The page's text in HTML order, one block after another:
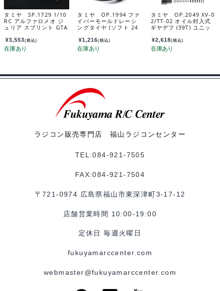
タミヤ SP.1729 1/10
RC アルファロメオ ジ
ュリア スプリント GTA
ボディセット 51729
¥3,553(税込)
タミヤ OP.1994 ファ
イバーモールドレーシ
ングタイヤ (ソフト 24
¥1,216(税込)
タミヤ OP.2049 XV-0
2/TT-02 オイル封入式
ギヤデフ (39T) ユニッ
¥2,618(税込)
ラジコン販売専門店 福山ラジコンセンター
TEL:084-921-7505
FAX:084-921-7504
〒721-0974 広島県福山市東深津町3-17-12
店舗営業時間 10:00-19:00
定休日 毎週火曜日
fukuyamarccenter.com
webmaster@fukuyamarccenter.com